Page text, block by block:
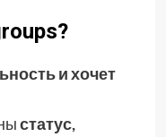
и хочет
статус,